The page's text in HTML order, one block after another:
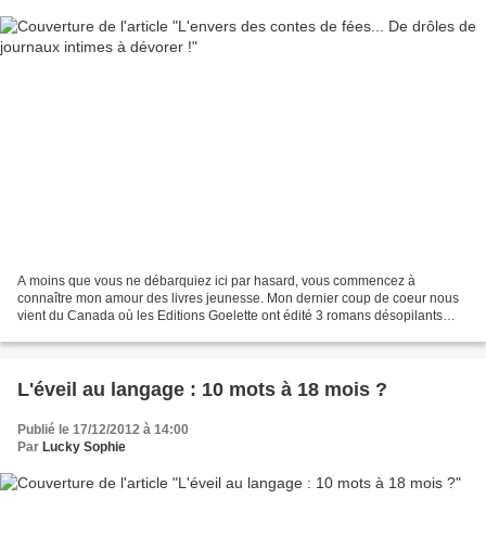
A moins que vous ne débarquiez ici par hasard, vous commencez à
connaître mon amour des livres jeunesse. Mon dernier coup de coeur nous
vient du Canada où les Editions Goelette ont édité 3 romans désopilants
L'éveil au langage : 10 mots à 18 mois ?
Publié le 17/12/2012 à 14:00
Par Lucky Sophie